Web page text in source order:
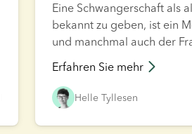
Eine Schwangerschaft als
bekannt zu geben, ist ein
und manchmal auch der
Nachricht teilen möchtest.
kreative Ideen für deine
Tipps, damit du deine
kannst. Ganz gleich, ob du
Erfahren Sie mehr
Helle Tyllesen